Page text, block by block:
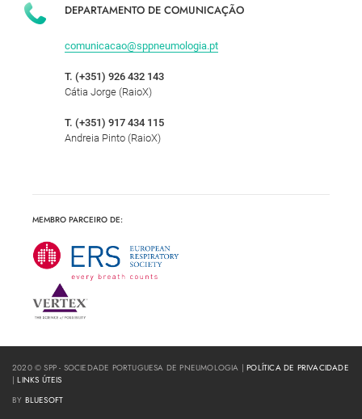
DEPARTAMENTO DE COMUNICAÇÃO
comunicacao@sppneumologia.pt
T. (+351) 926 432 143
Cátia Jorge (RaioX)
T. (+351) 917 434 115
Andreia Pinto (RaioX)
MEMBRO PARCEIRO DE:
2020 © SPP - SOCIEDADE PORTUGUESA DE PNEUMOLOGIA |POLÍTICA DE PRIVACIDADE
|LINKS ÚTEIS
BY BLUESOFT